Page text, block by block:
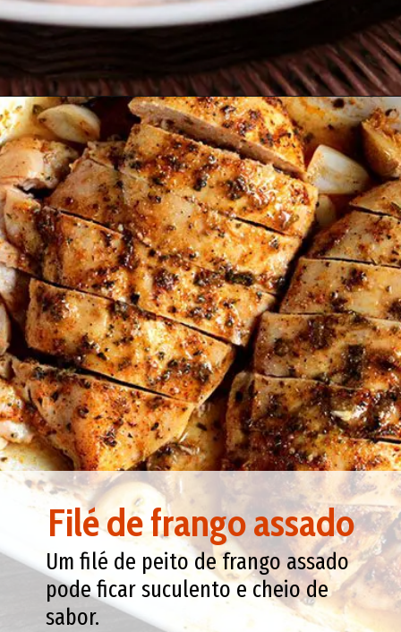
Um filé de peito de frango assado
pode ficar suculento e cheio de
sabor.
Filé de frango assado